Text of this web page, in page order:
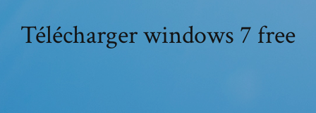
Télécharger windows 7 free